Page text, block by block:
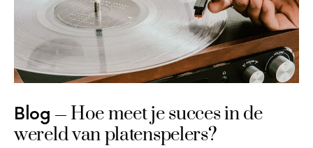
Blog
Hoe meet je succes in de
wereld van platenspelers?